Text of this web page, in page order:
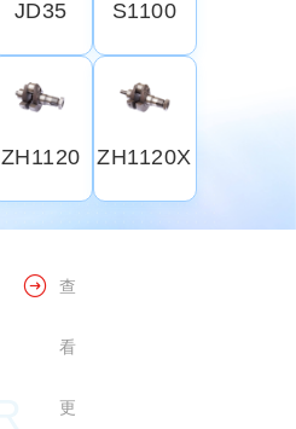
JD35 S1100
ZH1120 ZH1120X
查
看
更